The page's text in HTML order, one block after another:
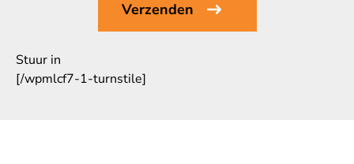
Stuur in
[/wpmlcf7-1-turnstile]